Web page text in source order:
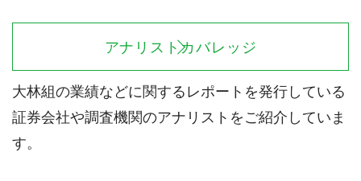
アナリストカバレッジ
大林組の業績などに関するレポートを発行している
証券会社や調査機関のアナリストをご紹介していま
す。